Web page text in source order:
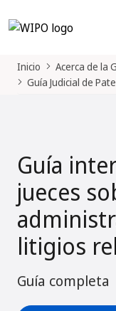
Inicio
Acerca de la
Guía Judicial de
Guía
jueces
litigios
Guía completa